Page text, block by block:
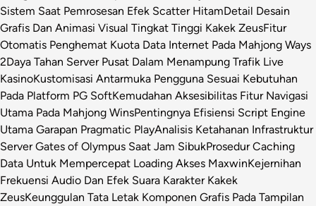
Sistem Saat Pemrosesan Efek Scatter HitamDetail Desain
Grafis Dan Animasi Visual Tingkat Tinggi Kakek ZeusFitur
Otomatis Penghemat Kuota Data Internet Pada Mahjong Ways
2Daya Tahan Server Pusat Dalam Menampung Trafik Live
KasinoKustomisasi Antarmuka Pengguna Sesuai Kebutuhan
Pada Platform PG SoftKemudahan Aksesibilitas Fitur Navigasi
Utama Pada Mahjong WinsPentingnya Efisiensi Script Engine
Utama Garapan Pragmatic PlayAnalisis Ketahanan Infrastruktur
Server Gates of Olympus Saat Jam SibukProsedur Caching
Data Untuk Mempercepat Loading Akses MaxwinKejernihan
Frekuensi Audio Dan Efek Suara Karakter Kakek
ZeusKeunggulan Tata Letak Komponen Grafis Pada Tampilan